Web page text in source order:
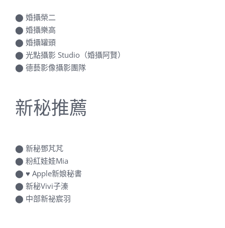
⬤ 婚攝榮二
⬤ 婚攝樂高
⬤ 婚攝罐頭
⬤ 光點攝影 Studio（婚攝阿賢）
⬤ 德藝影像攝影團隊
新秘推薦
⬤ 新秘鄧芃芃
⬤ 粉紅娃娃Mia
⬤ ♥ Apple新娘秘書
⬤ 新秘Vivi子溱
⬤ 中部新祕宸羽